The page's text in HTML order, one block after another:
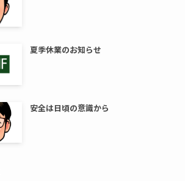
夏季休業のお知らせ
安全は日頃の意識から